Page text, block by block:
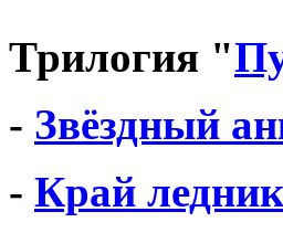
Трилогия "
- Звёздный
- Край